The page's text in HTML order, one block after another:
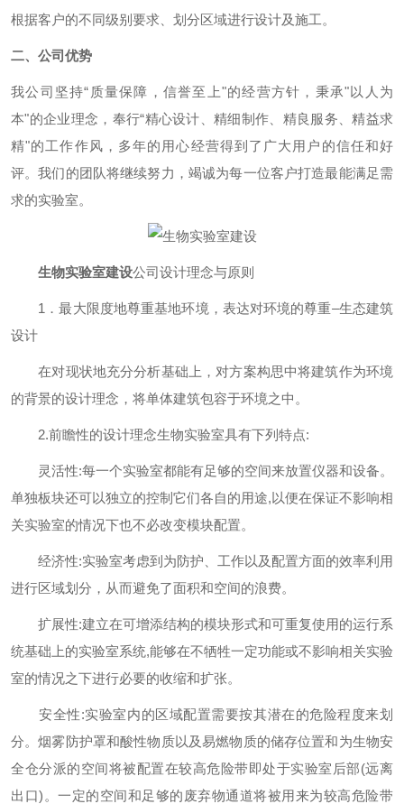
根据客户的不同级别要求、划分区域进行设计及施工。
二、公司优势
我公司坚持“质量保障，信誉至上"的经营方针，秉承"以人为
本"的企业理念，奉行“精心设计、精细制作、精良服务、精益求
精"的工作作风，多年的用心经营得到了广大用户的信任和好
评。我们的团队将继续努力，竭诚为每一位客户打造最能满足需
求的实验室。
生物实验室建设公司设计理念与原则
1．最大限度地尊重基地环境，表达对环境的尊重–生态建筑
设计
在对现状地充分分析基础上，对方案构思中将建筑作为环境
的背景的设计理念，将单体建筑包容于环境之中。
2.前瞻性的设计理念生物实验室具有下列特点:
灵活性:每一个实验室都能有足够的空间来放置仪器和设备。
单独板块还可以独立的控制它们各自的用途,以便在保证不影响相
关实验室的情况下也不必改变模块配置。
经济性:实验室考虑到为防护、工作以及配置方面的效率利用
进行区域划分，从而避免了面积和空间的浪费。
扩展性:建立在可增添结构的模块形式和可重复使用的运行系
统基础上的实验室系统,能够在不牺牲一定功能或不影响相关实验
室的情况之下进行必要的收缩和扩张。
安全性:实验室内的区域配置需要按其潜在的危险程度来划
分。烟雾防护罩和酸性物质以及易燃物质的储存位置和为生物安
全仓分派的空间将被配置在较高危险带即处于实验室后部(远离
出口)。一定的空间和足够的废弃物通道将被用来为较高危险带